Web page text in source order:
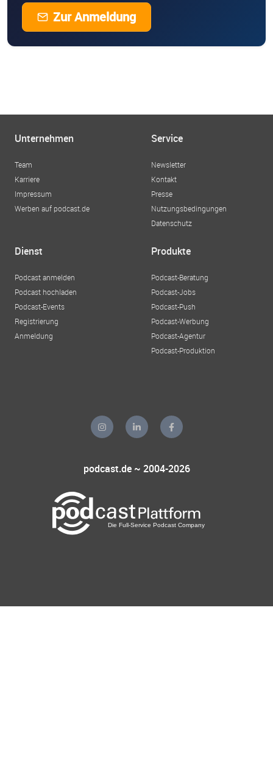
Zur Anmeldung
Unternehmen
Team
Karriere
Impressum
Werben auf podcast.de
Service
Newsletter
Kontakt
Presse
Nutzungsbedingungen
Datenschutz
Dienst
Podcast anmelden
Podcast hochladen
Podcast-Events
Registrierung
Anmeldung
Produkte
Podcast-Beratung
Podcast-Jobs
Podcast-Push
Podcast-Werbung
Podcast-Agentur
Podcast-Produktion
podcast.de ~ 2004-2026